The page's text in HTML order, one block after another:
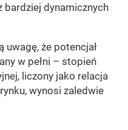
bardziej dynamicznych
uwagę, że potencjał
w pełni – stopień
liczony jako relacja
wynosi zaledwie